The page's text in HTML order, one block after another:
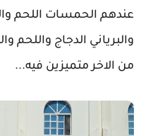
عندهم الحمسات اللحم
والبرياني الدجاج واللحم
من الاخر متميزين فيه...